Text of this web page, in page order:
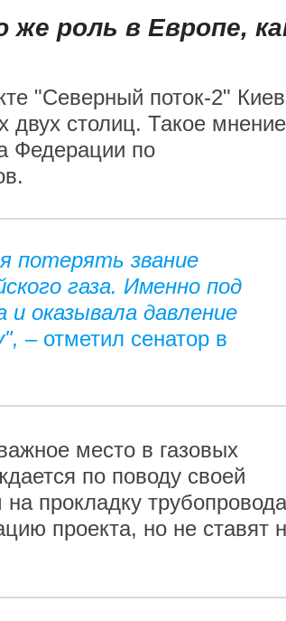
роль в Европе,
"Северный поток-2"
двух столиц. Такое мнение
Федерации по
потерять звание
газа. Именно под
и оказывала давление
– отметил сенатор в
место в газовых
по поводу своей
прокладку
проекта, но не ставят